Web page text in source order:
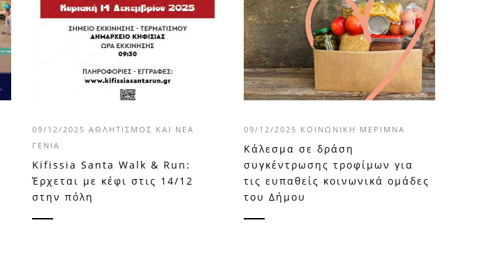
09/12/2025 ΑΘΛΗΤΙΣΜΌΣ ΚΑΙ ΝΈΑ
ΓΕΝΙΆ
Kifissia Santa Walk & Run:
Έρχεται με κέφι στις 14/12
στην πόλη
09/12/2025 ΚΟΙΝΩΝΙΚΉ ΜΈΡΙΜΝΑ
Κάλεσμα σε δράση
συγκέντρωσης τροφίμων για
τις ευπαθείς κοινωνικά ομάδες
του Δήμου